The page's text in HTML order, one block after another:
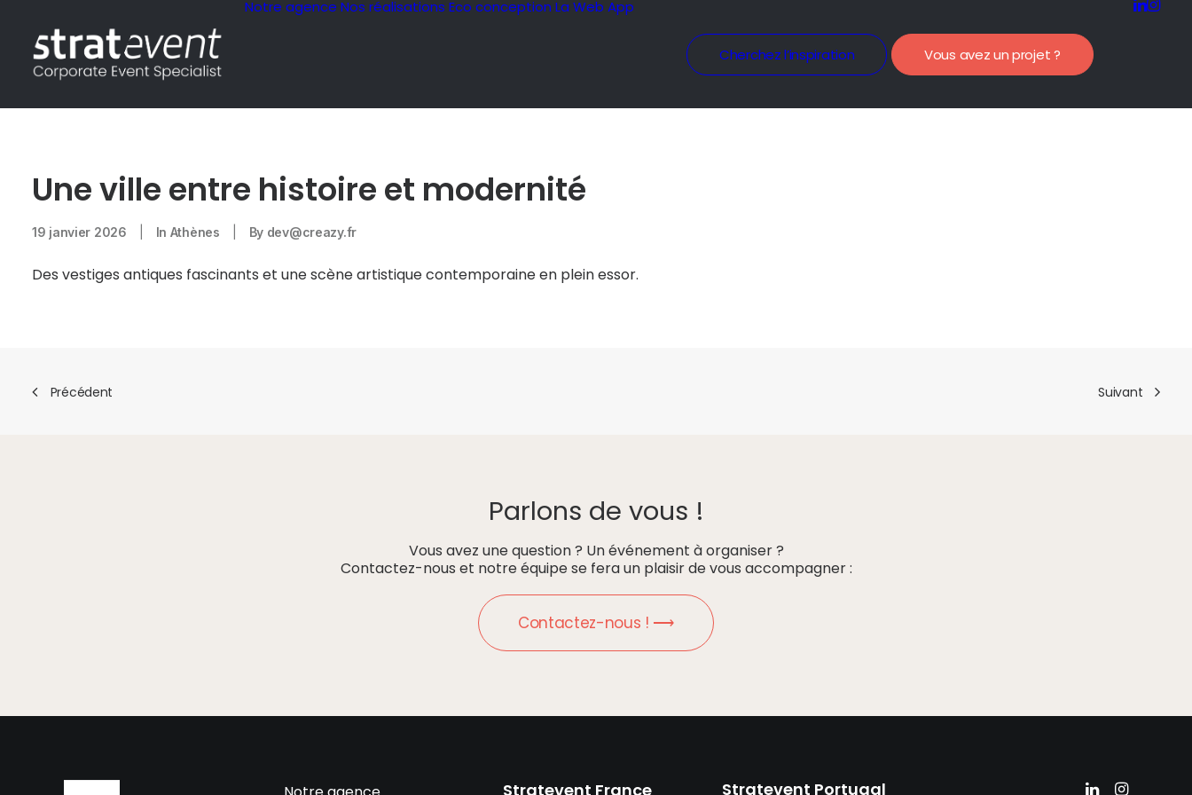
Notre agence Nos réalisations Eco conception La Web App
Cherchez l’inspiration Vous avez un projet ?
Une ville entre histoire et modernité
19 janvier 2026 In Athènes By dev@creazy.fr
Des vestiges antiques fascinants et une scène artistique contemporaine en plein essor.
Précédent Suivant
Parlons de vous !
Vous avez une question ? Un événement à organiser ?
Contactez-nous et notre équipe se fera un plaisir de vous accompagner :
Contactez-nous ! ⟶
Stratevent France Stratevent Portugal